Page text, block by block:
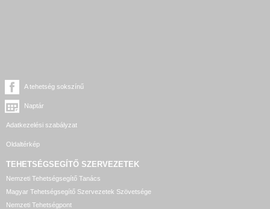
A tehetség sokszínű
Naptár
Adatkezelési szabályzat
Oldaltérkép
TEHETSÉGSEGÍTŐ SZERVEZETEK
Nemzeti Tehetségsegítő Tanács
Magyar Tehetségsegítő Szervezetek Szövetsége
Nemzeti Tehetségpont